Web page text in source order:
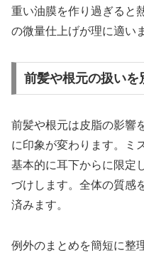
重い油膜を作り過ぎると
の微量仕上げが理に適い
前髪や根元の扱いを
前髪や根元は皮脂の影響
に印象が変わります。ミ
基本的に耳下からに限定
づけします。全体の質感
済みます。
例外のまとめを簡短に整